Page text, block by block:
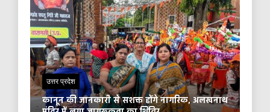
उत्तर प्रदेश
कानून की जानकारी से सशक्त होंगे नागरिक, अलखनाथ